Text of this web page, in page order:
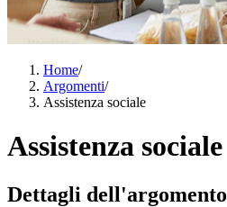
Home/
Argomenti/
Assistenza sociale
Assistenza sociale
Dettagli dell'argomento